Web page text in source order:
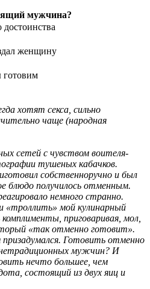
мужчина?
достоинства
женщину
готовим
хотят секса, сильно
чаще (народная
сетей с чувством воителя-
тушеных кабачков.
собственноручно и был
блюдо получилось отменным.
немного странно.
мой кулинарный
приговаривая, мол,
«так отменно готовит».
призадумался. Готовить отменно
нетрадиционных мужчин? И
нечто большее, чем
состоящий из двух яиц и